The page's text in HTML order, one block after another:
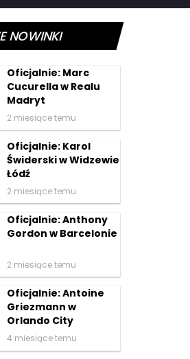
NOWINKI
Oficjalnie: Marc
Cucurella w Realu
Madryt
2 miesiące temu
Oficjalnie: Karol
Świderski w Widzewie
Łódź
2 miesiące temu
Oficjalnie: Anthony
Gordon w Barcelonie
2 miesiące temu
Oficjalnie: Antoine
Griezmann w
Orlando City
4 miesiące temu